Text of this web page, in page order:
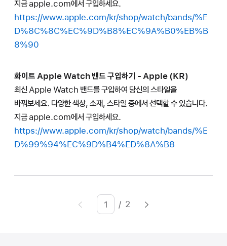
지금 apple.com에서 구입하세요.
https://www.apple.com/kr/shop/watch/bands/%E
D%8C%8C%EC%9D%B8%EC%9A%B0%EB%B
8%90
화이트 Apple Watch 밴드 구입하기 - Apple (KR)
최신 Apple Watch 밴드를 구입하여 당신의 스타일을
바꿔보세요. 다양한 색상, 소재, 스타일 중에서 선택할 수 있습니다.
지금 apple.com에서 구입하세요.
https://www.apple.com/kr/shop/watch/bands/%E
D%99%94%EC%9D%B4%ED%8A%B8
페이지
Enter
/ 2